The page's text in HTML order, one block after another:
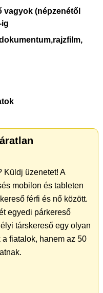
vagyok (népzenétől
Küldj üzenetet! A
mobilon és tableten
férfi és nő között.
egyedi párkereső
társkereső egy olyan
fiatalok, hanem az 50